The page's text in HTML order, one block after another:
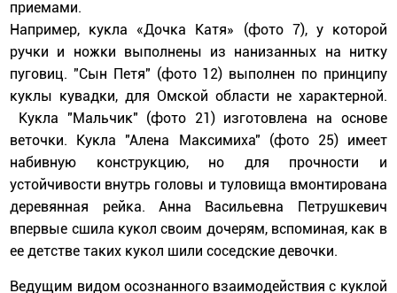
приемами.
Например, кукла «Дочка Катя» (фото 7), у которой
ручки и ножки выполнены из нанизанных на нитку
пуговиц. "Сын Петя" (фото 12) выполнен по принципу
куклы кувадки, для Омской области не характерной.
Кукла "Мальчик" (фото 21) изготовлена на основе
веточки. Кукла "Алена Максимиха" (фото 25) имеет
набивную конструкцию, но для прочности и
устойчивости внутрь головы и туловища вмонтирована
деревянная рейка. Анна Васильевна Петрушкевич
впервые сшила кукол своим дочерям, вспоминая, как в
ее детстве таких кукол шили соседские девочки.
Ведущим видом осознанного взаимодействия с куклой